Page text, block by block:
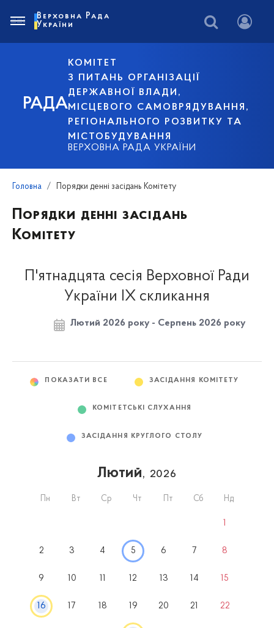
РАДА
КОМІТЕТ
З ПИТАНЬ ОРГАНІЗАЦІЇ
ДЕРЖАВНОЇ ВЛАДИ,
МІСЦЕВОГО САМОВРЯДУВАННЯ,
РЕГІОНАЛЬНОГО РОЗВИТКУ ТА
МІСТОБУДУВАННЯ
ВЕРХОВНА РАДА УКРАЇНИ
Верховна Рада
України
Головна Порядки денні засідань Комітету
Порядки денні засідань
Комітету
П'ятнадцята сесія Верховної Ради
України IX скликання
Лютий 2026 року - Серпень 2026 року
ПОКАЗАТИ ВСЕ ЗАСІДАННЯ КОМІТЕТУ
КОМІТЕТСЬКІ СЛУХАННЯ
ЗАСІДАННЯ КРУГЛОГО СТОЛУ
Лютий, 2026
Пн Вт Ср Чт Пт Сб Нд
2 3 4 5 6 7 8
9 10 12 13 14 15
16 17 18 19 20 21 22